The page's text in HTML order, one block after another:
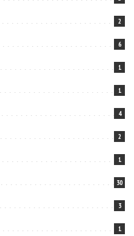
2
6
1
1
4
2
1
30
3
1